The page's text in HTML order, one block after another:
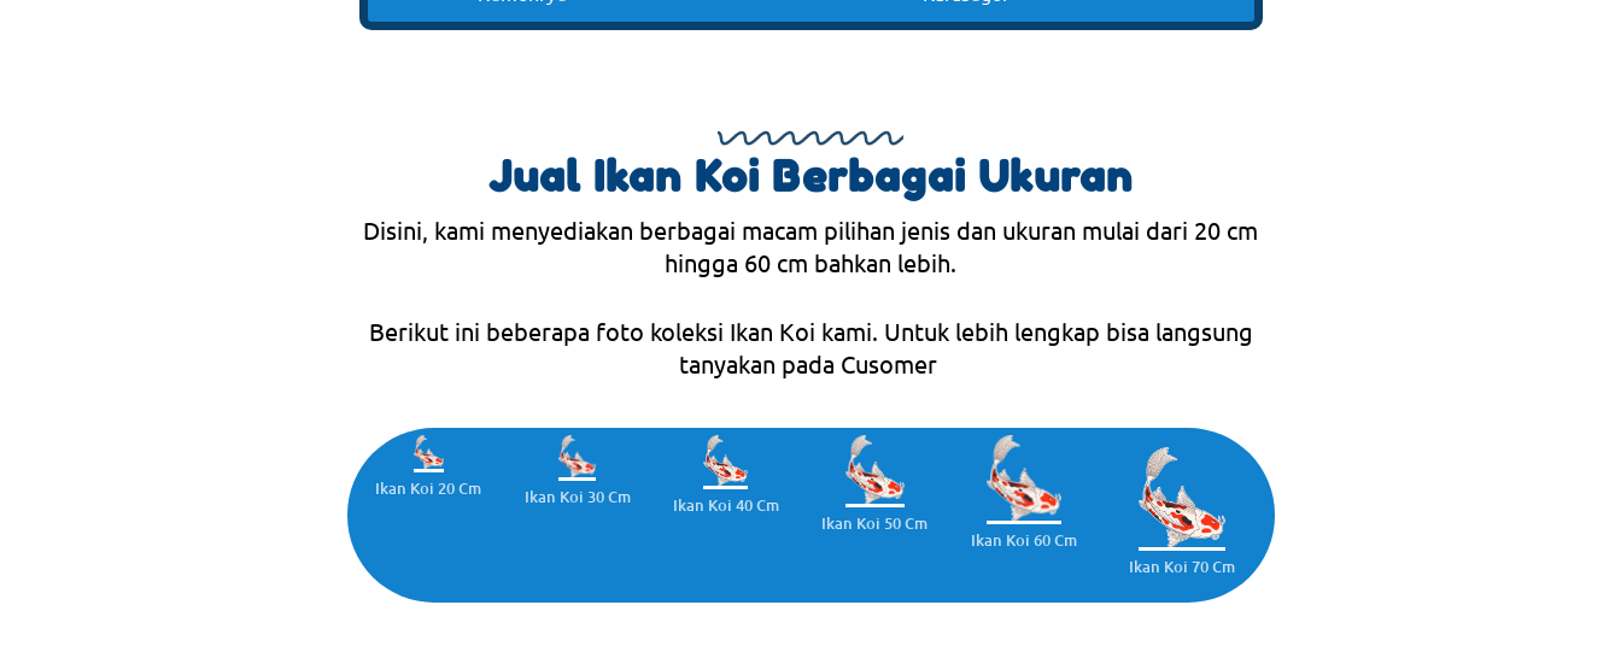
Jual Ikan Koi Berbagai Ukuran
Disini, kami menyediakan berbagai macam pilihan jenis dan ukuran mulai dari 20 cm
hingga 60 cm bahkan lebih.
Berikut ini beberapa foto koleksi Ikan Koi kami. Untuk lebih lengkap bisa langsung
tanyakan pada Cusomer
Ikan Koi 20 Cm Ikan Koi 30 Cm Ikan Koi 40 Cm
Ikan Koi 50 Cm
Ikan Koi 60 Cm
Ikan Koi 70 Cm